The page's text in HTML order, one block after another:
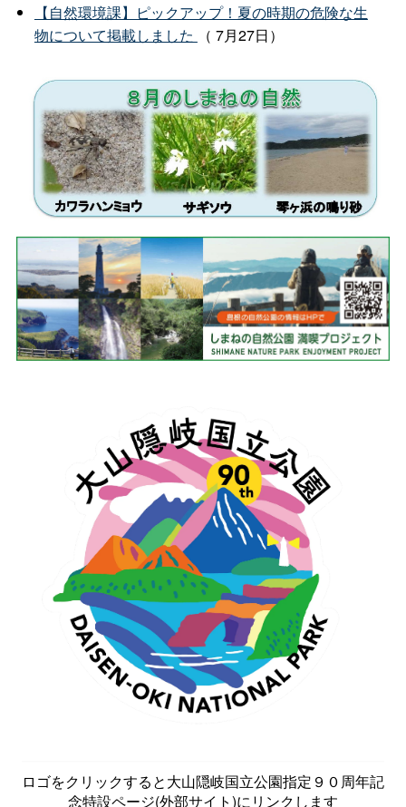
【自然環境課】ピックアップ！夏の時期の危険な生
物について掲載しました
（ 7月27日）
ロゴをクリックすると大山隠岐国立公園指定９０周年記
念特設ページ(外部サイト)にリンクします